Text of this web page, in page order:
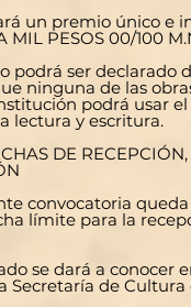
un premio único e
MIL PESOS 00/100
podrá ser declarado
ninguna de las
podrá usar
lectura y escritura.
DE
convocatoria
límite para la
se dará a conocer
Secretaría de